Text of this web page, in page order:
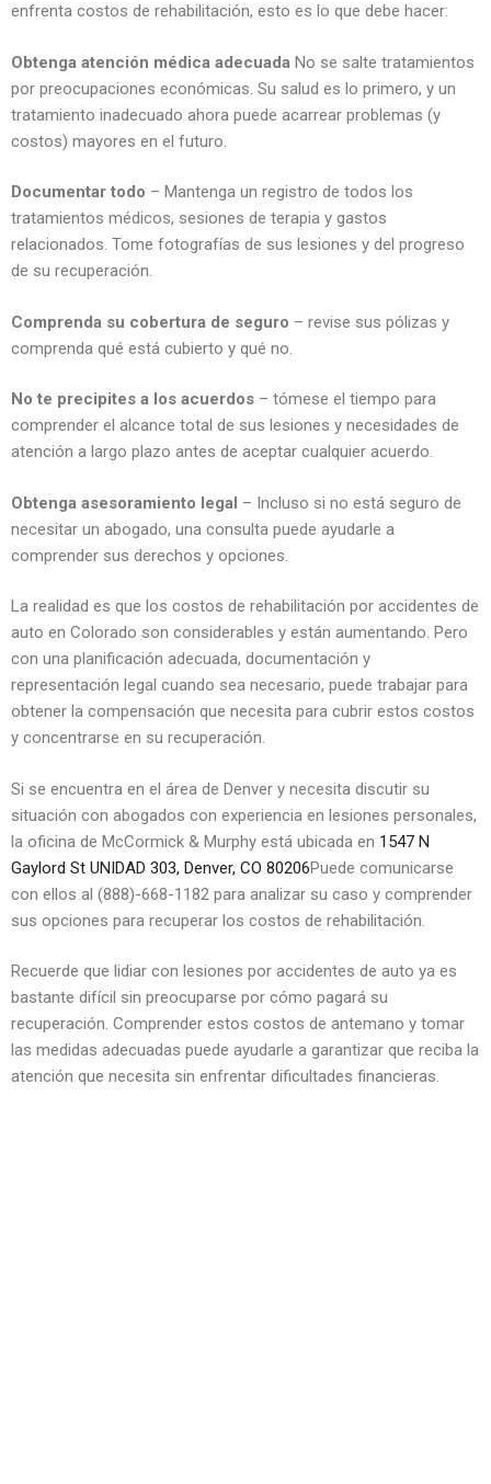
enfrenta costos de rehabilitación, esto es lo que debe hacer:
Obtenga atención médica adecuada No se salte tratamientos
por preocupaciones económicas. Su salud es lo primero, y un
tratamiento inadecuado ahora puede acarrear problemas (y
costos) mayores en el futuro.
Documentar todo – Mantenga un registro de todos los
tratamientos médicos, sesiones de terapia y gastos
relacionados. Tome fotografías de sus lesiones y del progreso
de su recuperación.
Comprenda su cobertura de seguro – revise sus pólizas y
comprenda qué está cubierto y qué no.
No te precipites a los acuerdos – tómese el tiempo para
comprender el alcance total de sus lesiones y necesidades de
atención a largo plazo antes de aceptar cualquier acuerdo.
Obtenga asesoramiento legal – Incluso si no está seguro de
necesitar un abogado, una consulta puede ayudarle a
comprender sus derechos y opciones.
La realidad es que los costos de rehabilitación por accidentes de
auto en Colorado son considerables y están aumentando. Pero
con una planificación adecuada, documentación y
representación legal cuando sea necesario, puede trabajar para
obtener la compensación que necesita para cubrir estos costos
y concentrarse en su recuperación.
Si se encuentra en el área de Denver y necesita discutir su
situación con abogados con experiencia en lesiones personales,
la oficina de McCormick & Murphy está ubicada en 1547 N
Gaylord St UNIDAD 303, Denver, CO 80206Puede comunicarse
con ellos al (888)-668-1182 para analizar su caso y comprender
sus opciones para recuperar los costos de rehabilitación.
Recuerde que lidiar con lesiones por accidentes de auto ya es
bastante difícil sin preocuparse por cómo pagará su
recuperación. Comprender estos costos de antemano y tomar
las medidas adecuadas puede ayudarle a garantizar que reciba la
atención que necesita sin enfrentar dificultades financieras.